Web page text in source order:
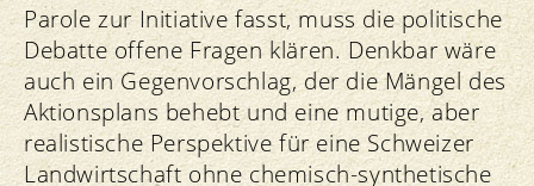
Parole zur Initiative fasst, muss die politische
Debatte offene Fragen klären. Denkbar wäre
auch ein Gegenvorschlag, der die Mängel des
Aktionsplans behebt und eine mutige, aber
realistische Perspektive für eine Schweizer
Landwirtschaft ohne chemisch-synthetische